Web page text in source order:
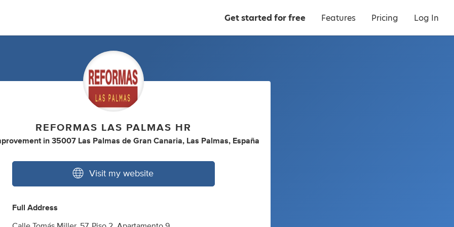
Get started for free Features Pricing Log In
REFORMAS LAS PALMAS HR
in 35007 Las Palmas de Gran Canaria, Las Palmas, España
Visit my website
Full Address